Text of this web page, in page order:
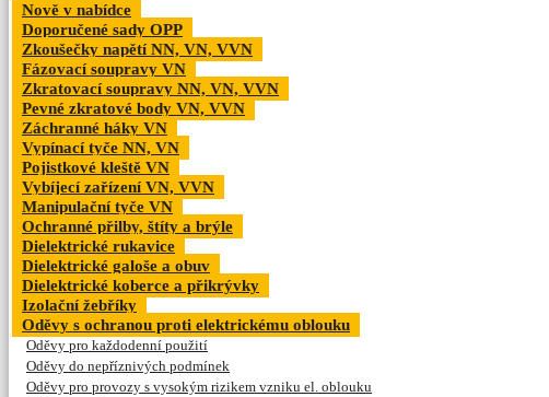
Nově v nabídce
Doporučené sady OPP
Zkoušečky napětí NN, VN, VVN
Fázovací soupravy VN
Zkratovací soupravy NN, VN, VVN
Pevné zkratové body VN, VVN
Záchranné háky VN
Vypínací tyče NN, VN
Pojistkové kleště VN
Vybíjecí zařízení VN, VVN
Manipulační tyče VN
Ochranné přilby, štíty a brýle
Dielektrické rukavice
Dielektrické galoše a obuv
Dielektrické koberce a přikrývky
Izolační žebříky
Oděvy s ochranou proti elektrickému oblouku
Oděvy pro každodenní použití
Oděvy do nepříznivých podmínek
Oděvy pro provozy s vysokým rizikem vzniku el. oblouku